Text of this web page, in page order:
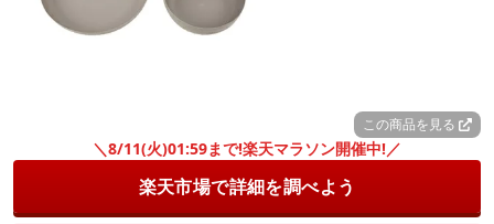
この商品を見る
＼8/11(火)01:59まで!楽天マラソン開催中!／
楽天市場で詳細を調べよう